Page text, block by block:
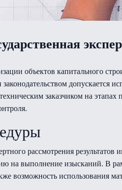
объектов капитального
допускается
заказчиком на
рассмотрения
на выполнение изысканий. В
возможность использования